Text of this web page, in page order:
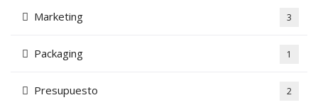
Marketing 3
Packaging 1
Presupuesto 2